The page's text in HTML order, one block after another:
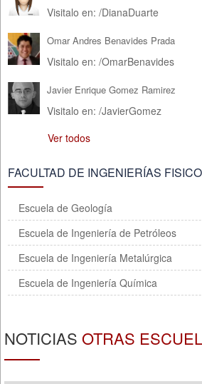
Visitalo en: /DianaDuarte
Omar Andres Benavides Prada
Visitalo en: /OmarBenavides
Javier Enrique Gomez Ramirez
Visitalo en: /JavierGomez
Ver todos
FACULTAD DE INGENIERÍAS
Escuela de Geología
Escuela de Ingeniería de Petróleos
Escuela de Ingeniería Metalúrgica
Escuela de Ingeniería Química
NOTICIAS OTRAS